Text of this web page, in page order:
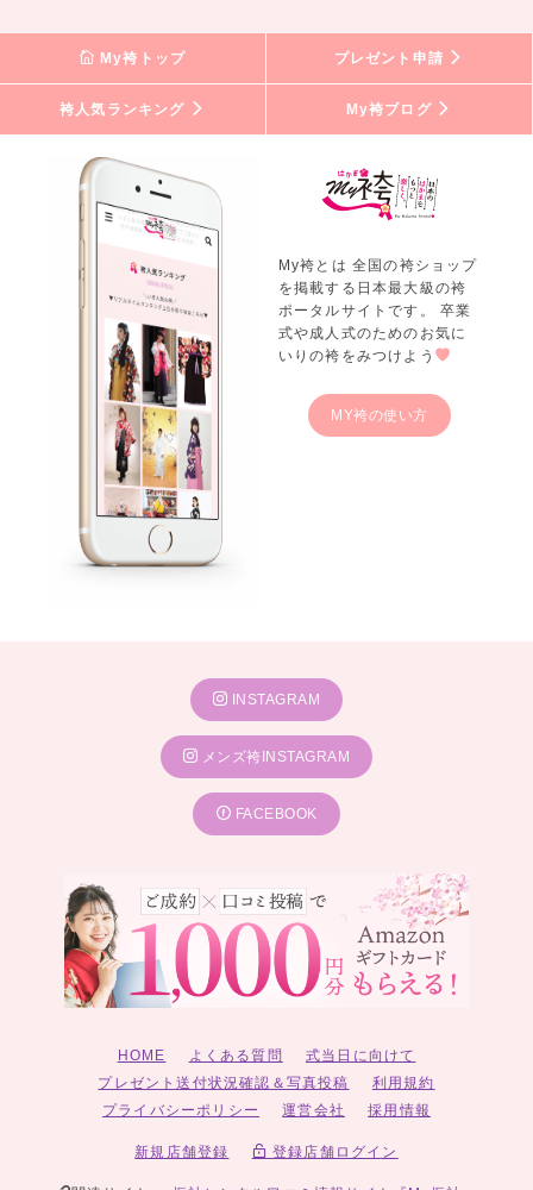
My袴トップ プレゼント申請
袴人気ランキング My袴ブログ
My袴とは 全国の袴ショップ
を掲載する日本最大級の袴
ポータルサイトです。 卒業
式や成人式のためのお気に
いりの袴をみつけよう
MY袴の使い方
INSTAGRAM
メンズ袴INSTAGRAM
FACEBOOK
HOME よくある質問
式当日に向けて
プレゼント送付状況確認＆写真投稿
利用規約
プライバシーポリシー
運営会社 採用情報
新規店舗登録 登録店舗ログイン